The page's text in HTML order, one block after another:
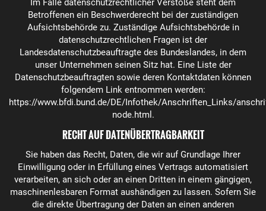
Im Falle datenschutzrechtlicher Verstöße steht dem
Betroffenen ein Beschwerderecht bei der zuständigen
Aufsichtsbehörde zu. Zuständige Aufsichtsbehörde in
datenschutzrechtlichen Fragen ist der
Landesdatenschutzbeauftragte des Bundeslandes, in dem
unser Unternehmen seinen Sitz hat. Eine Liste der
Datenschutzbeauftragten sowie deren Kontaktdaten können
folgendem Link entnommen werden:
https://www.bfdi.bund.de/DE/Infothek/Anschriften_Links/
node.html .
RECHT AUF DATENÜBERTRAGBARKEIT
Sie haben das Recht, Daten, die wir auf Grundlage Ihrer
Einwilligung oder in Erfüllung eines Vertrags automatisiert
verarbeiten, an sich oder an einen Dritten in einem gängigen,
maschinenlesbaren Format aushändigen zu lassen. Sofern Sie
die direkte Übertragung der Daten an einen anderen